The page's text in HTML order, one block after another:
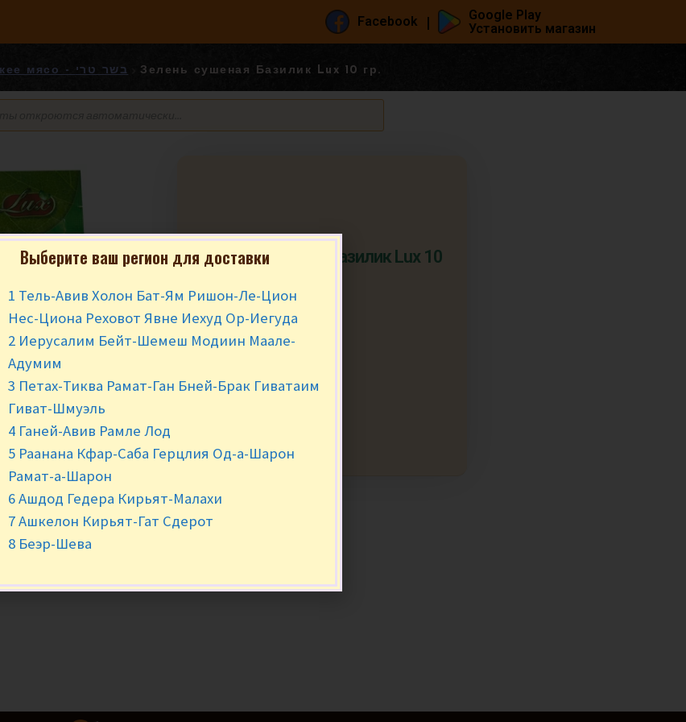
Facebook |
Google Play
Установить магазин
Свежее мясо - בשר טרי Зелень сушеная Базилик Lux 10 гр.
Зелень сушеная Базилик Lux 10
₪4.90 за шт.
Выберите ваш регион для доставки
1 Тель-Авив Холон Бат-Ям Ришон-Ле-Цион
Нес-Циона Реховот Явне Иехуд Ор-Иегуда
2 Иерусалим Бейт-Шемеш Модиин Маале-
Адумим
3 Петах-Тиква Рамат-Ган Бней-Брак Гиватаим
Гиват-Шмуэль
4 Ганей-Авив Рамле Лод
5 Раанана Кфар-Саба Герцлия Од-а-Шарон
Рамат-а-Шарон
6 Ашдод Гедера Кирьят-Малахи
7 Ашкелон Кирьят-Гат Сдерот
8 Беэр-Шева